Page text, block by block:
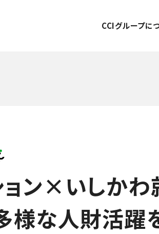
CCIグループに
ョン×いしか
様な人財活躍